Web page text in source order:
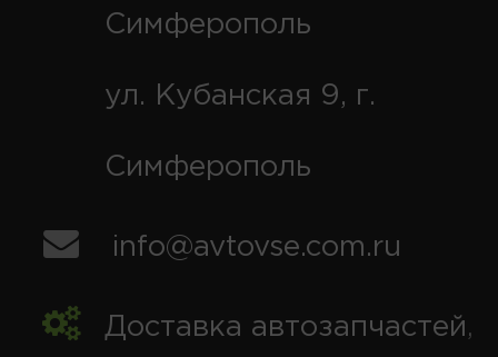
Симферополь
ул. Кубанская 9, г.
Симферополь
info@avtovse.com.ru
Доставка автозапчастей,